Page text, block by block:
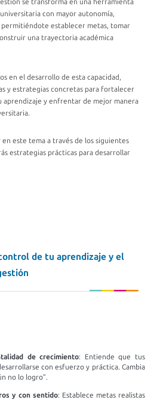
se transforma en una herramienta
con mayor autonomía,
permitiéndote establecer metas, tomar
una trayectoria académica
en el desarrollo de esta capacidad,
y estrategias concretas para fortalecer
y enfrentar de mejor manera
este tema a través de los siguientes
estrategias prácticas para desarrollar
de tu aprendizaje y el
de crecimiento: Entiende que tus
con esfuerzo y práctica. Cambia
no lo logro”.
y con sentido: Establece metas realistas